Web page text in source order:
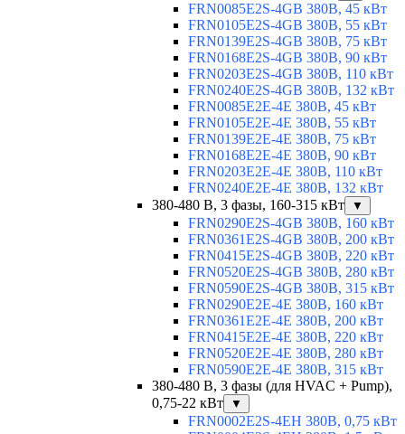
FRN0085E2S-4GB 380В, 45 кВт
FRN0105E2S-4GB 380В, 55 кВт
FRN0139E2S-4GB 380В, 75 кВт
FRN0168E2S-4GB 380В, 90 кВт
FRN0203E2S-4GB 380В, 110 кВт
FRN0240E2S-4GB 380В, 132 кВт
FRN0085E2E-4E 380В, 45 кВт
FRN0105E2E-4E 380В, 55 кВт
FRN0139E2E-4E 380В, 75 кВт
FRN0168E2E-4E 380В, 90 кВт
FRN0203E2E-4E 380В, 110 кВт
FRN0240E2E-4E 380В, 132 кВт
380-480 В, 3 фазы, 160-315 кВт
▼
FRN0290E2S-4GB 380В, 160 кВт
FRN0361E2S-4GB 380В, 200 кВт
FRN0415E2S-4GB 380В, 220 кВт
FRN0520E2S-4GB 380В, 280 кВт
FRN0590E2S-4GB 380В, 315 кВт
FRN0290E2E-4E 380В, 160 кВт
FRN0361E2E-4E 380В, 200 кВт
FRN0415E2E-4E 380В, 220 кВт
FRN0520E2E-4E 380В, 280 кВт
FRN0590E2E-4E 380В, 315 кВт
380-480 В, 3 фазы (для HVAC + Pump),
0,75-22 кВт
▼
FRN0002E2S-4EH 380В, 0,75 кВт